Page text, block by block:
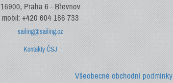
16900, Praha 6 - Břevnov
mobil: +420 604 186 733
sailing@sailing.cz
Kontakty ČSJ
Všeobecné obchodní podmínky